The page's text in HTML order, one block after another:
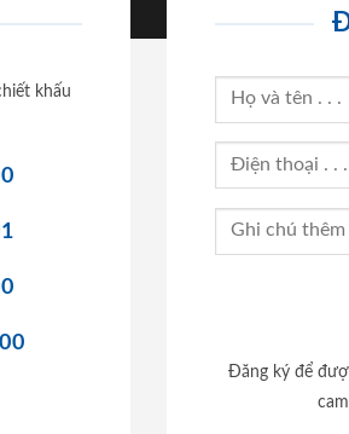
khấu
Đăng ký để